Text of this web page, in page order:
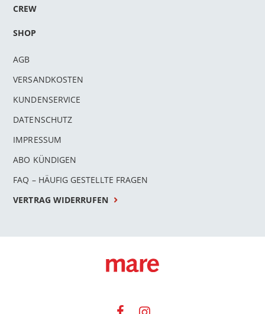
CREW
SHOP
AGB
VERSANDKOSTEN
KUNDENSERVICE
DATENSCHUTZ
IMPRESSUM
ABO KÜNDIGEN
FAQ – HÄUFIG GESTELLTE FRAGEN
VERTRAG WIDERRUFEN